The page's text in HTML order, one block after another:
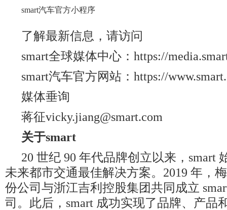
smart汽车官方小程序
了解最新信息，请访问
smart全球媒体中心：https://
smart汽车官方网站：https://
媒体垂询
蒋征vicky.jiang@smart.com
关于smart
20 世纪 90 年代品牌创立以来，smart
未来都市交通最佳解决方案。2019 年，
份公司与浙江吉利控股集团共同成立
司。此后，smart 成功实现了品牌、产品